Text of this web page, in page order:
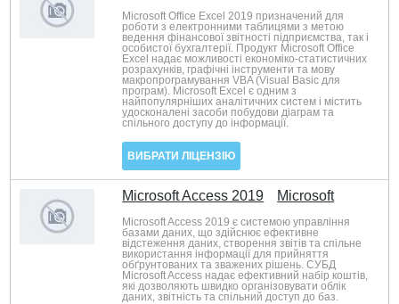
Microsoft Office Excel 2019 призначений для
роботи з електронними таблицями з метою
ведення фінансової звітності підприємства, так і
особистої бухгалтерії. Продукт Microsoft Office
Excel надає можливості економіко-статистичних
розрахунків, графічні інструменти та мову
макропрограмування VBA (Visual Basic для
програм). Microsoft Excel є одним з
найпопулярніших аналітичних систем і містить
удосконалені засоби побудови діаграм та
спільного доступу до інформації.
ВИБРАТИ ЛІЦЕНЗІЮ
Microsoft Access 2019 Microsoft
Microsoft Access 2019 є системою управління
базами даних, що здійснює ефективне
відстеження даних, створення звітів та спільне
використання інформації для прийняття
обґрунтованих та зважених рішень. СУБД
Microsoft Access надає ефективний набір коштів,
які дозволяють швидко організовувати облік
даних, звітність та спільний доступ до баз.